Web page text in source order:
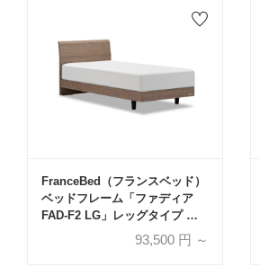
FranceBed（フランスベッド）
ベッドフレーム「ファディア
FAD-F2 LG」レッグタイプ 全7
93,500円 ～